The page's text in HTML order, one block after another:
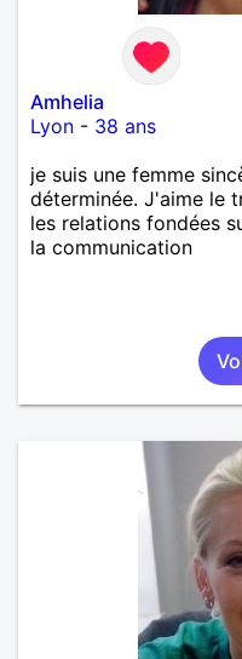
Amhelia
Lyon - 38 ans
je suis une femme
déterminée. J'aime le
les relations fondées
la communication